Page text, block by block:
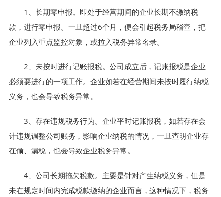
1、长期零申报。即处于经营期间的企业长期不缴纳税
款，进行零申报。一旦超过6个月，便会引起税务局稽查，把
企业列入重点监控对象，或拉入税务异常名录。
2、未按时进行记账报税。公司成立后，记账报税是企业
必须要进行的一项工作。企业如若在经营期间未按时履行纳税
义务，也会导致税务异常。
3、存在违规税务行为。企业平时记账报税，如若存在会
计违规调整公司账务，影响企业纳税的情况，一旦查明企业存
在偷、漏税，也会导致企业税务异常。
4、公司长期拖欠税款。主要是针对产生纳税义务，但是
未在规定时间内完成税款缴纳的企业而言，这种情况下，税务